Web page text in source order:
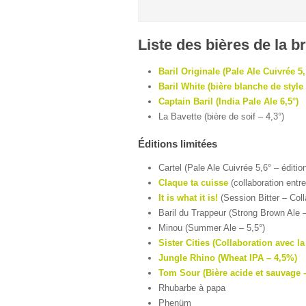
Liste des bières de la
Baril Originale (Pale Ale Cuivrée
Baril White (bière blanche de
Captain Baril (India Pale Ale 6,5°)
La Bavette (bière de soif – 4,3°)
Éditions limitées
Cartel (Pale Ale Cuivrée 5,6° –
Claque ta cuisse (collaboration
It is what it is! (Session Bitter –
Baril du Trappeur (Strong Brown Ale
Minou (Summer Ale – 5,5°)
Sister Cities (Collaboration avec
Jungle Rhino (Wheat IPA – 4,5%)
Tom Sour (Bière acide et sauvage
Rhubarbe à papa
Phenüm